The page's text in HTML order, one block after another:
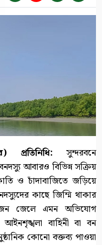
সুন্দরবনে
আবারও বিভিন্ন সক্রিয়
ও চাঁদাবাজিতে জড়িয়ে
কাছে জিম্মি থাকার
জেলে এমন অভিযোগ
বাহিনী বা বন
কোনো বক্তব্য পাওয়া